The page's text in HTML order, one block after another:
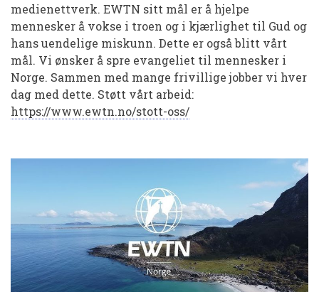
medienettverk. EWTN sitt mål er å hjelpe
mennesker å vokse i troen og i kjærlighet til Gud og
hans uendelige miskunn. Dette er også blitt vårt
mål. Vi ønsker å spre evangeliet til mennesker i
Norge. Sammen med mange frivillige jobber vi hver
dag med dette. Støtt vårt arbeid:
https://www.ewtn.no/stott-oss/